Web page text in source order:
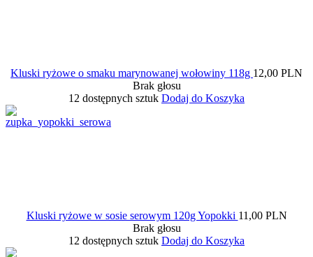
Kluski ryżowe o smaku marynowanej wołowiny 118g 12,00 PLN
Brak głosu
12 dostępnych sztuk Dodaj do Koszyka
Kluski ryżowe w sosie serowym 120g Yopokki 11,00 PLN
Brak głosu
12 dostępnych sztuk Dodaj do Koszyka